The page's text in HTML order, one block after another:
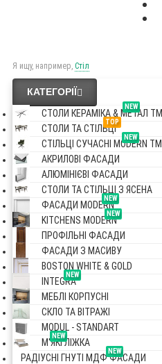
Я ищу, например, Стіл
КАТЕГОРІЇ
NEW
СТОЛИ КЕРАМІКА & МЕТАЛ TM
TOP
СТОЛИ ТА СТІЛЬЦІ
NEW
СТІЛЬЦІ СУЧАСНІ MODERN TM
АКРИЛОВІ ФАСАДИ
АЛЮМІНІЄВІ ФАСАДИ
СТОЛИ ТА СТІЛЬЦІ З ЯСЕНА
NEW
ФАСАДИ MODERN
NEW
KITCHENS MODERN
ПРОФІЛЬНІ ФАСАДИ
ФАСАДИ З МАСИВУ
BOSTON WHITE & GOLD
NEW
INTEGRA
МЕБЛІ КОРПУСНІ
СКЛО ТА ВІТРАЖІ
MODUL - STANDART
NEW
М'ЯКІ ЛІЖКА
NEW
РАДІУСНІ ГНУТІ МДФ ФАСАДИ